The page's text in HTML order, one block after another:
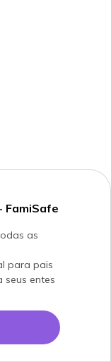
FamiSafe
as
para pais
seus entes